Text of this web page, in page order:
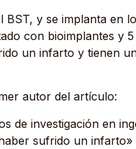
y se implanta
con bioimplantes
un infarto y tienen
autor del artículo:
de investigación en
sufrido un